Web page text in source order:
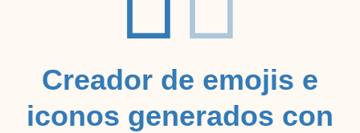
Creador de emojis e
iconos generados con